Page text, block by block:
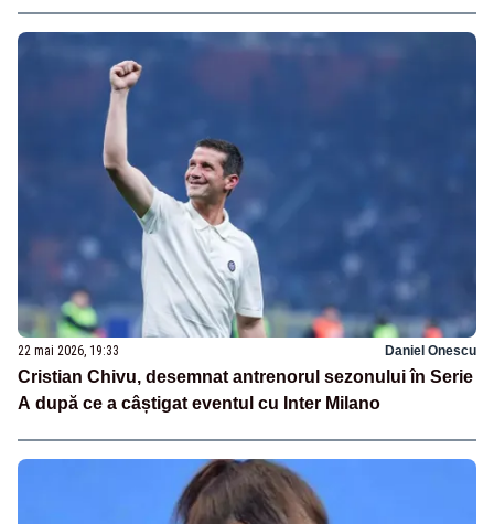
22 mai 2026, 19:33 Daniel Onescu
Cristian Chivu, desemnat antrenorul sezonului în Serie
A după ce a câștigat eventul cu Inter Milano